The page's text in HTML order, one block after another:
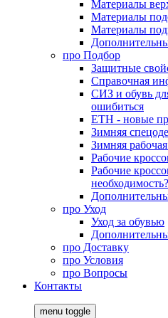
Материалы
Материалы
Материалы
про Подбор
Защитные
Справочная
СИЗ и обувь
ошибиться
ЕТН - новые
Зимняя
Зимняя
Рабочие
Рабочие
необходимость?
про Уход
Уход за обувью
про Доставку
про Условия
про Вопросы
Контакты
menu toggle